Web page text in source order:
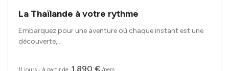
La Thaïlande à votre rythme
Embarquez pour une aventure où chaque instant est une
découverte,...
11 jours ‧ à partir de 1 890 € /pers